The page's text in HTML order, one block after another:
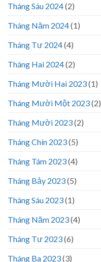
Tháng Sáu 2024(2)
Tháng Năm 2024(1)
Tháng Tư 2024(4)
Tháng Hai 2024(2)
Tháng Mười Hai 2023(1)
Tháng Mười Một 2023(2)
Tháng Mười 2023(2)
Tháng Chín 2023(5)
Tháng Tám 2023(4)
Tháng Bảy 2023(5)
Tháng Sáu 2023(1)
Tháng Năm 2023(4)
Tháng Tư 2023(6)
Tháng Ba 2023(3)